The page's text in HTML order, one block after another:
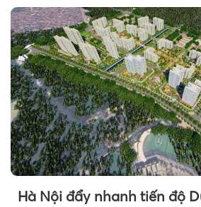
Hà Nội đẩy nhanh tiến độ